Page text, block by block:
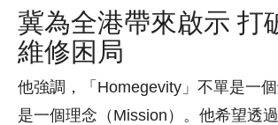
冀為全港帶來啟示 打
維修困局
他強調，「Homegevity」不單是一
是一個理念（Mission）。他希望透